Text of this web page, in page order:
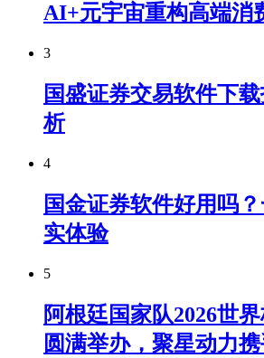
AI+元宇宙重构高端消
3
国盛证券交易软件下
析
4
国金证券软件好用吗
实体验
5
阿根廷国家队2026世
圆满举办，聚星动力